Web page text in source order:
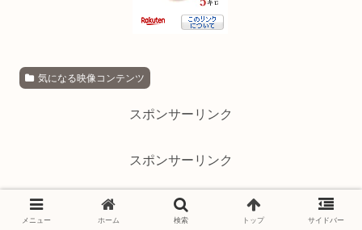
気になる映像コンテンツ
スポンサーリンク
スポンサーリンク
シェアする
メニュー ホーム 検索 トップ サイドバー